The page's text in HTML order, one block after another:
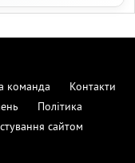
команда
Контакти
Політика
сайтом